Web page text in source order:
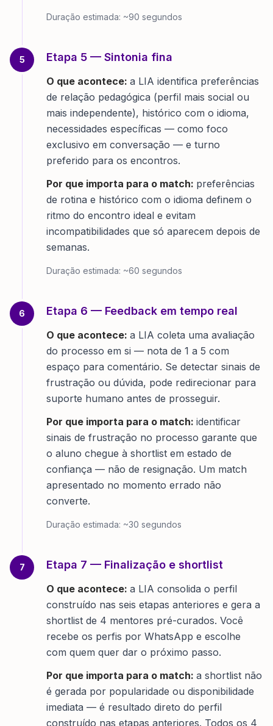
Duração estimada: ~90 segundos
5 Etapa 5 — Sintonia fina
O que acontece: a LIA identifica preferências
de relação pedagógica (perfil mais social ou
mais independente), histórico com o idioma,
necessidades específicas — como foco
exclusivo em conversação — e turno
preferido para os encontros.
Por que importa para o match: preferências
de rotina e histórico com o idioma definem o
ritmo do encontro ideal e evitam
incompatibilidades que só aparecem depois de
semanas.
Duração estimada: ~60 segundos
6 Etapa 6 — Feedback em tempo real
O que acontece: a LIA coleta uma avaliação
do processo em si — nota de 1 a 5 com
espaço para comentário. Se detectar sinais de
frustração ou dúvida, pode redirecionar para
suporte humano antes de prosseguir.
Por que importa para o match: identificar
sinais de frustração no processo garante que
o aluno chegue à shortlist em estado de
confiança — não de resignação. Um match
apresentado no momento errado não
converte.
Duração estimada: ~30 segundos
7 Etapa 7 — Finalização e shortlist
O que acontece: a LIA consolida o perfil
construído nas seis etapas anteriores e gera a
shortlist de 4 mentores pré-curados. Você
recebe os perfis por WhatsApp e escolhe
com quem quer dar o próximo passo.
Por que importa para o match: a shortlist não
é gerada por popularidade ou disponibilidade
imediata — é resultado direto do perfil
construído nas etapas anteriores. Todos os 4